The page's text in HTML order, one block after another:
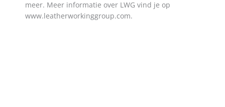
meer. Meer informatie over LWG vind je op
www.leatherworkinggroup.com.